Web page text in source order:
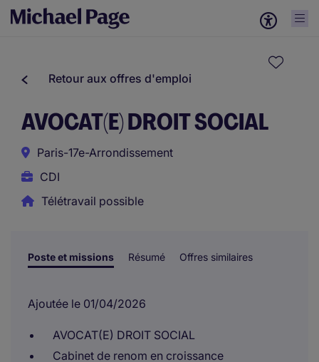
Retour aux offres d'emploi
AVOCAT(E) DROIT SOCIAL
Paris-17e-Arrondissement
CDI
Télétravail possible
Poste et missions Résumé Offres similaires
Ajoutée le 01/04/2026
AVOCAT(E) DROIT SOCIAL
Cabinet de renom en croissance